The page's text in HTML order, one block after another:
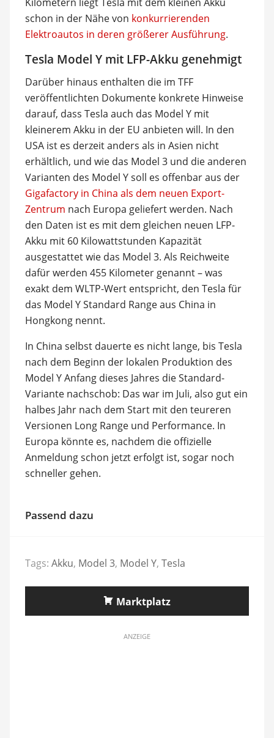
schon in der Nähe von konkurrierenden
Elektroautos in deren größerer Ausführung.
Tesla Model Y mit LFP-Akku genehmigt
Darüber hinaus enthalten die im TFF
veröffentlichten Dokumente konkrete Hinweise
darauf, dass Tesla auch das Model Y mit
kleinerem Akku in der EU anbieten will. In den
USA ist es derzeit anders als in Asien nicht
erhältlich, und wie das Model 3 und die anderen
Varianten des Model Y soll es offenbar aus der
Gigafactory in China als dem neuen Export-
Zentrum nach Europa geliefert werden. Nach
den Daten ist es mit dem gleichen neuen LFP-
Akku mit 60 Kilowattstunden Kapazität
ausgestattet wie das Model 3. Als Reichweite
dafür werden 455 Kilometer genannt – was
exakt dem WLTP-Wert entspricht, den Tesla für
das Model Y Standard Range aus China in
Hongkong nennt.
In China selbst dauerte es nicht lange, bis Tesla
nach dem Beginn der lokalen Produktion des
Model Y Anfang dieses Jahres die Standard-
Variante nachschob: Das war im Juli, also gut ein
halbes Jahr nach dem Start mit den teureren
Versionen Long Range und Performance. In
Europa könnte es, nachdem die offizielle
Anmeldung schon jetzt erfolgt ist, sogar noch
schneller gehen.
Passend dazu
Tags: Akku, Model 3, Model Y, Tesla
Marktplatz
ANZEIGE